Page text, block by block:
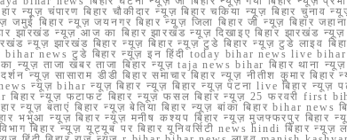
न्यूज़ चंपारण बिहार चौकीदार न्यूज़ बिहार चकिया न्यूज़ बिहार
बिहार न्यूज़ जयनगर बिहार न्यूज़ जिला बिहार जी न्यूज़ बिहार
झारखंड न्यूज़ आज का बिहार झारखंड न्यूज़ दिखाइए बिहार झारखंड
झारखंड बिहार न्यूज़ बिहार न्यूज़ टुडे बिहार न्यूज़ टुडे लाइव
bihar news टुडे बिहार न्यूज़ इन हिंदी today bihar news live
न्यूज़ ताजा खबर ताजा बिहार न्यूज़ taja news bihar बिहार थाना न्यूज़
न्यूज़ सासाराम डीडी बिहार समाचार बिहार न्यूज़ नीतीश कुमार
न्यूज़ bihar न्यूज़ बिहार न्यूज़ बिहार न्यूज़ पटना live बिहार न्यूज़
न्यूज़ फटाफट बिहार न्यूज़ फसल बिहार न्यूज़ 25 फरवरी first
न्यूज़ बताएं बिहार न्यूज़ बेतिया बिहार न्यूज़ बांका बिहार bihar
भभुआ न्यूज़ बिहार न्यूज़ मनीष कश्यप बिहार न्यूज़ मुजफ्फरपुर बिहार
बिहार न्यूज़ यूट्यूब पर बिहार यूनिवर्सिटी news hindi बिहार न्यूज़